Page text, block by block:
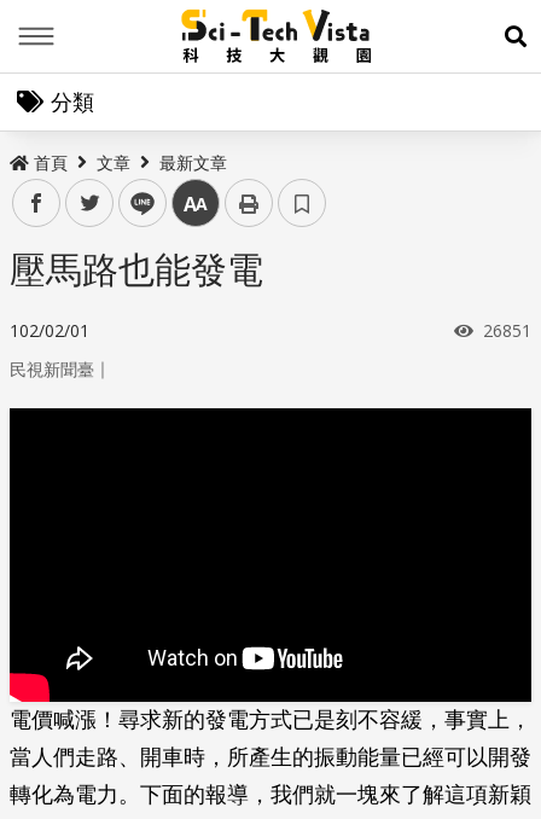
展
分類
首頁 文章 最新文章
facebooktwitter line 中
壓馬路也能發電
102/02/01 瀏覽次
26851
民視新聞臺 ｜
電價喊漲！尋求新的發電方式已是刻不容緩，事實上，
當人們走路、開車時，所產生的振動能量已經可以開發
轉化為電力。下面的報導，我們就一塊來了解這項­新穎